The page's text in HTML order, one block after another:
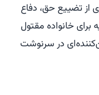
از تضییع حق، دفاع
برای خانواده مقتول
در سرنوشت